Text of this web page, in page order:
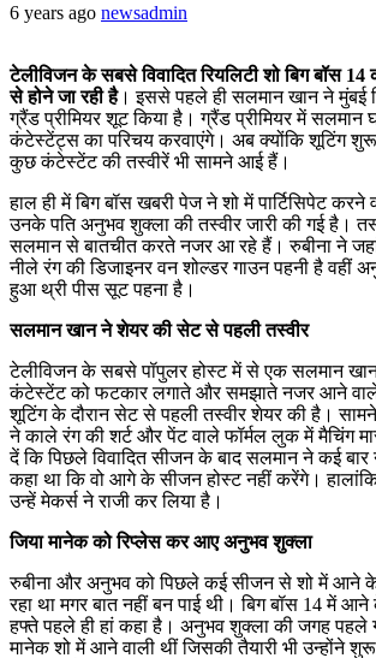
6 years ago newsadmin
टेलीविजन के सबसे विवादित रियलिटी शो बिग बॉस
से होने जा रही है। इससे पहले ही सलमान खान ने मुंबई
ग्रैंड प्रीमियर शूट किया है। ग्रैंड प्रीमियर में
कंटेस्टेंट्स का परिचय करवाएंगे। अब क्योंकि शूटिंग
कुछ कंटेस्टेंट की तस्वीरें भी सामने आई हैं।
हाल ही में बिग बॉस खबरी पेज ने शो में पार्टिसिपेट
उनके पति अनुभव शुक्ला की तस्वीर जारी की गई है।
सलमान से बातचीत करते नजर आ रहे हैं। रुबीना ने
नीले रंग की डिजाइनर वन शोल्डर गाउन पहनी है वहीं
हुआ थ्री पीस सूट पहना है।
सलमान खान ने शेयर की सेट से पहली तस्वीर
टेलीविजन के सबसे पॉपुलर होस्ट में से एक सलमान
कंटेस्टेंट को फटकार लगाते और समझाते नजर आने
शूटिंग के दौरान सेट से पहली तस्वीर शेयर की है।
ने काले रंग की शर्ट और पेंट वाले फॉर्मल लुक में मैचिंग
दें कि पिछले विवादित सीजन के बाद सलमान ने कई
कहा था कि वो आगे के सीजन होस्ट नहीं करेंगे।
उन्हें मेकर्स ने राजी कर लिया है।
जिया मानेक को रिप्लेस कर आए अनुभव शुक्ला
रुबीना और अनुभव को पिछले कई सीजन से शो में आने के
रहा था मगर बात नहीं बन पाई थी। बिग बॉस 14 में
हफ्ते पहले ही हां कहा है। अनुभव शुक्ला की जगह पहले
मानेक शो में आने वाली थीं जिसकी तैयारी भी उन्होंने शुरू